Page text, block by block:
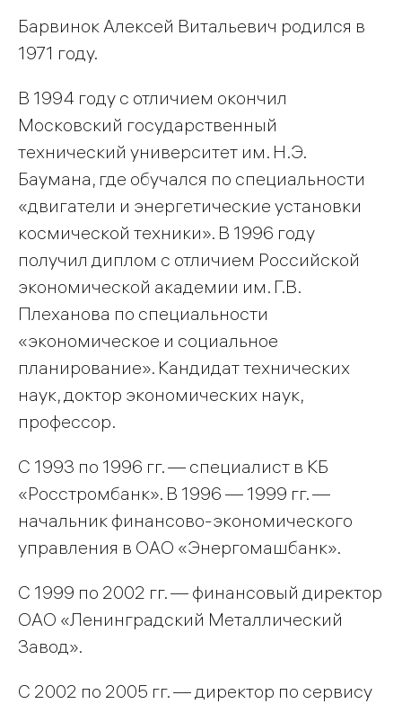
Барвинок Алексей Витальевич родился в
1971 году.
В 1994 году с отличием окончил
Московский государственный
технический университет им. Н.Э.
Баумана, где обучался по специальности
«двигатели и энергетические установки
космической техники». В 1996 году
получил диплом с отличием Российской
экономической академии им. Г.В.
Плеханова по специальности
«экономическое и социальное
планирование». Кандидат технических
наук, доктор экономических наук,
профессор.
С 1993 по 1996 гг. — специалист в КБ
«Росстромбанк». В 1996 — 1999 гг. —
начальник финансово-экономического
управления в ОАО «Энергомашбанк».
С 1999 по 2002 гг. — финансовый директор
ОАО «Ленинградский Металлический
Завод».
С 2002 по 2005 гг. — директор по сервису